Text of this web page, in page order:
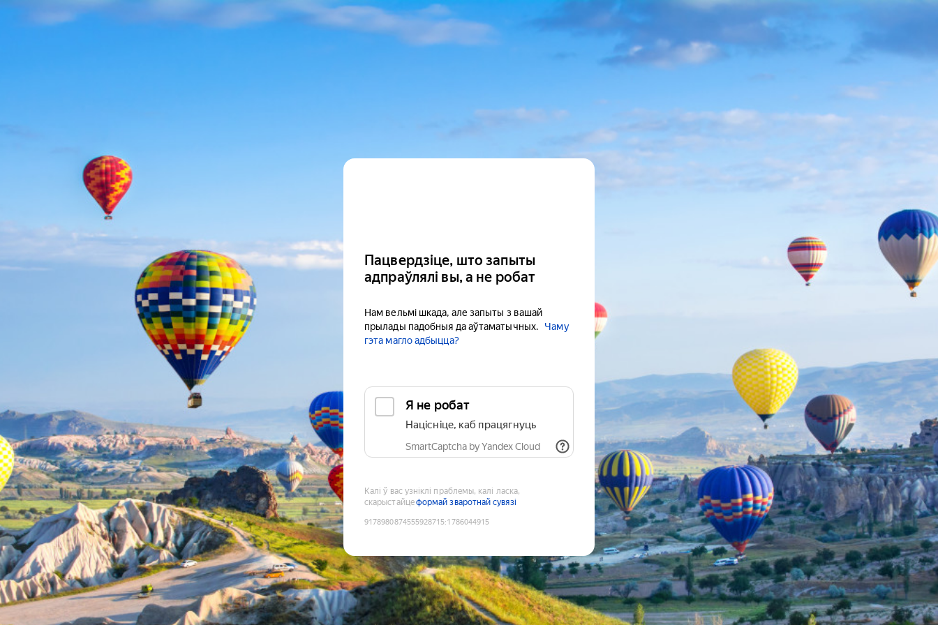
Пацвердзіце, што запыты
адпраўлялі вы, а не робат
Нам вельмі шкада, але запыты з вашай
прылады падобныя да аўтаматычных.
Чаму
гэта магло адбыцца?
Я не робат
Націсніце, каб працягнуць
SmartCaptcha by Yandex Cloud
Калі ў вас узніклі праблемы, калі ласка,
скарыстайцеформай зваротнай сувязі
9178980874555928715:1786044915